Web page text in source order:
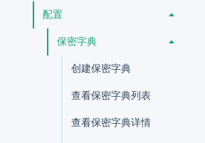
配置
保密字典
创建保密字典
查看保密字典列表
查看保密字典详情